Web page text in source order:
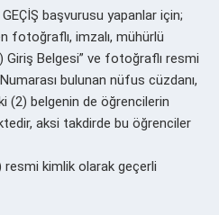
başvurusu yapanlar için;
fotoğraflı, imzalı, mühürlü
Giriş Belgesi” ve fotoğraflı resmi
bulunan nüfus cüzdanı,
(2) belgenin de öğrencilerin
aksi takdirde bu öğrenciler
resmi kimlik olarak geçerli